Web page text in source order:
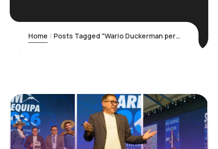
Home Posts Tagged "Wario Duckerman perfil"